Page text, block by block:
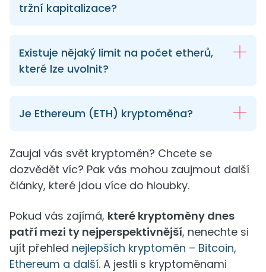
tržní kapitalizace?
Existuje nějaký limit na počet etherů,
které lze uvolnit?
Je Ethereum (ETH) kryptoměna?
Zaujal vás svět kryptoměn? Chcete se
dozvědět víc? Pak vás mohou zaujmout další
články, které jdou více do hloubky.
Pokud vás zajímá, které kryptoměny dnes
patří mezi ty nejperspektivnější, nenechte si
ujít přehled nejlepších kryptoměn – Bitcoin,
Ethereum a další. A jestli s kryptoměnami